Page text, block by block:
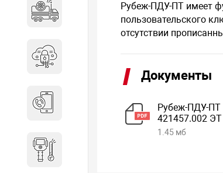
Специальные автомобили
Средства защиты информации
Рубеж-ПДУ-ПТ имеет
пользовательского
отсутствии
Документы
Рубеж-ПДУ-
421457.002 ЭТ
1.45 мб